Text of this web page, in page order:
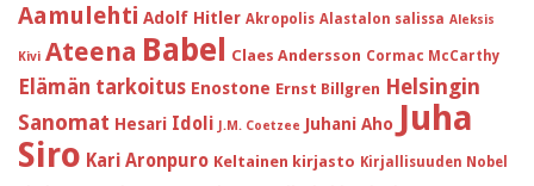
Aamulehti Adolf Hitler Akropolis Alastalon salissa Aleksis
Kivi Ateena Babel Claes Andersson Cormac McCarthy
Elämän tarkoitus Enostone Ernst Billgren Helsingin
Sanomat Hesari Idoli J.M. Coetzee Juhani Aho Juha
Siro Kari Aronpuro Keltainen kirjasto Kirjallisuuden Nobel